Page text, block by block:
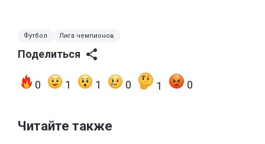
Футбол Лига чемпионов
Поделиться
0 1 1 0 1 0
Читайте также